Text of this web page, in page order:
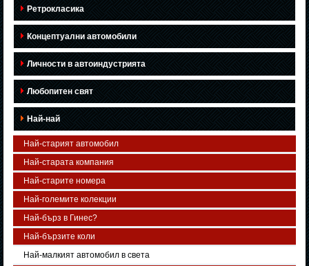
Ретрокласика
Концептуални автомобили
Личности в автоиндустрията
Любопитен свят
Най-най
Най-старият автомобил
Най-старата компания
Най-старите номера
Най-големите колекции
Най-бърз в Гинес?
Най-бързите коли
Най-малкият автомобил в света